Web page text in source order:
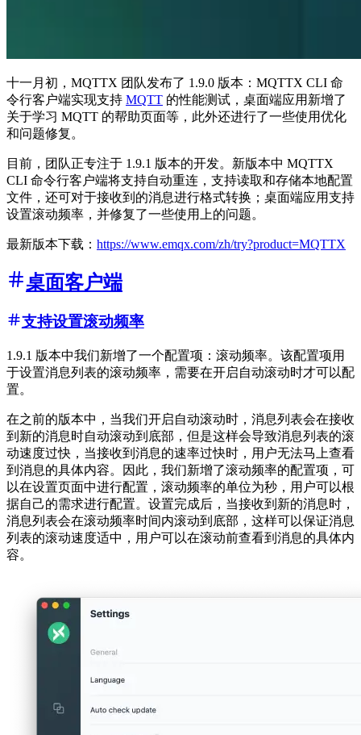
十一月初，MQTTX 团队发布了 1.9.0 版本：MQTTX CLI 命
令行客户端实现支持 MQTT 的性能测试，桌面端应用新增了
关于学习 MQTT 的帮助页面等，此外还进行了一些使用优化
和问题修复。
目前，团队正专注于 1.9.1 版本的开发。新版本中 MQTTX
CLI 命令行客户端将支持自动重连，支持读取和存储本地配置
文件，还可对于接收到的消息进行格式转换；桌面端应用支持
设置滚动频率，并修复了一些使用上的问题。
最新版本下载： https://www.emqx.com/zh/try?product=MQTTX
桌面客户端
支持设置滚动频率
1.9.1 版本中我们新增了一个配置项：滚动频率。该配置项用
于设置消息列表的滚动频率，需要在开启自动滚动时才可以配
置。
在之前的版本中，当我们开启自动滚动时，消息列表会在接收
到新的消息时自动滚动到底部，但是这样会导致消息列表的滚
动速度过快，当接收到消息的速率过快时，用户无法马上查看
到消息的具体内容。因此，我们新增了滚动频率的配置项，可
以在设置页面中进行配置，滚动频率的单位为秒，用户可以根
据自己的需求进行配置。设置完成后，当接收到新的消息时，
消息列表会在滚动频率时间内滚动到底部，这样可以保证消息
列表的滚动速度适中，用户可以在滚动前查看到消息的具体内
容。